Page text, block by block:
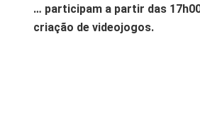
… participam a partir das
criação de videojogos.